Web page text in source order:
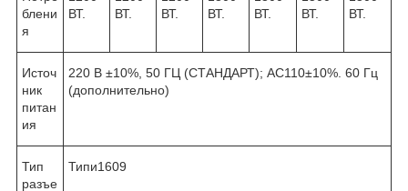
блени
я
ВТ.
ВТ.
ВТ.
ВТ.
ВТ.
ВТ.
ВТ.
Источ
ник
питан
ия
220 В ±10%, 50 ГЦ (СТАНДАРТ); AC110±10%. 60 Гц
(дополнительно)
Тип
разъе
Типи1609